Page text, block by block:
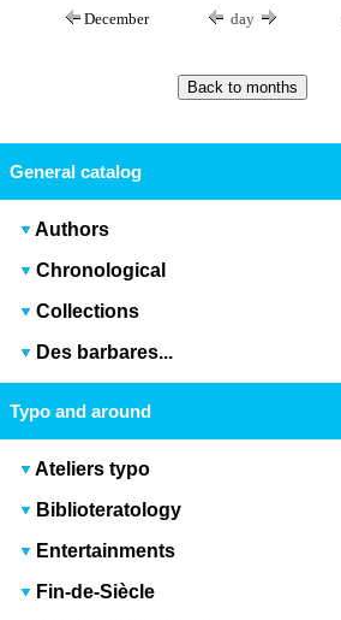
December day
General catalog
Authors
Chronological
Collections
Des barbares...
Typo and around
Ateliers typo
Biblioteratology
Entertainments
Fin-de-Siècle